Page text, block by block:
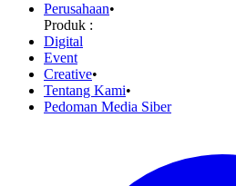
Perusahaan•
Produk :
Digital
Event
Creative•
Tentang Kami•
Pedoman Media Siber